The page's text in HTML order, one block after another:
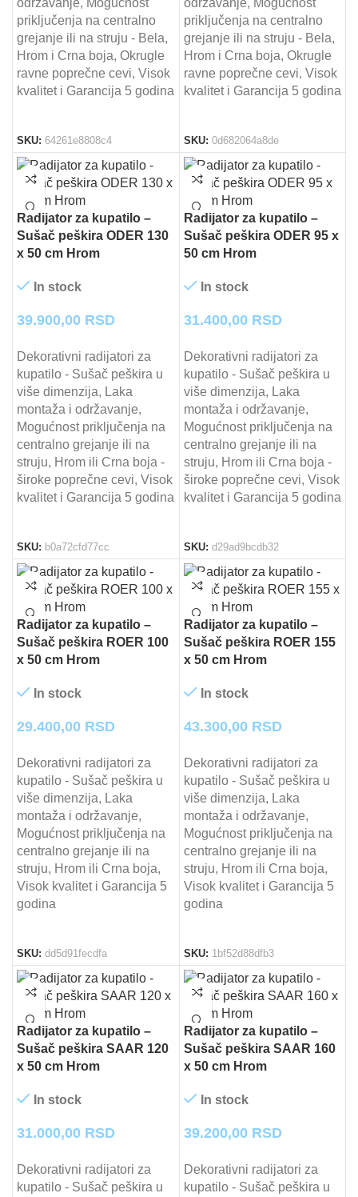
održavanje, Mogućnost
priključenja na centralno
grejanje ili na struju - Bela,
Hrom i Crna boja, Okrugle
ravne poprečne cevi, Visok
kvalitet i Garancija 5 godina
SKU: 64261e8808c4
održavanje, Mogućnost
priključenja na centralno
grejanje ili na struju - Bela,
Hrom i Crna boja, Okrugle
ravne poprečne cevi, Visok
kvalitet i Garancija 5 godina
SKU: 0d682064a8de
Radijator za kupatilo –
Sušač peškira ODER 130
x 50 cm Hrom
In stock
39.900,00 RSD
Dekorativni radijatori za
kupatilo - Sušač peškira u
više dimenzija, Laka
montaža i održavanje,
Mogućnost priključenja na
centralno grejanje ili na
struju, Hrom ili Crna boja -
široke poprečne cevi, Visok
kvalitet i Garancija 5 godina
SKU: b0a72cfd77cc
Radijator za kupatilo –
Sušač peškira ODER 95 x
50 cm Hrom
In stock
31.400,00 RSD
Dekorativni radijatori za
kupatilo - Sušač peškira u
više dimenzija, Laka
montaža i održavanje,
Mogućnost priključenja na
centralno grejanje ili na
struju, Hrom ili Crna boja -
široke poprečne cevi, Visok
kvalitet i Garancija 5 godina
SKU: d29ad9bcdb32
Radijator za kupatilo –
Sušač peškira ROER 100
x 50 cm Hrom
In stock
29.400,00 RSD
Dekorativni radijatori za
kupatilo - Sušač peškira u
više dimenzija, Laka
montaža i održavanje,
Mogućnost priključenja na
centralno grejanje ili na
struju, Hrom ili Crna boja,
Visok kvalitet i Garancija 5
godina
SKU: dd5d91fecdfa
Radijator za kupatilo –
Sušač peškira ROER 155
x 50 cm Hrom
In stock
43.300,00 RSD
Dekorativni radijatori za
kupatilo - Sušač peškira u
više dimenzija, Laka
montaža i održavanje,
Mogućnost priključenja na
centralno grejanje ili na
struju, Hrom ili Crna boja,
Visok kvalitet i Garancija 5
godina
SKU: 1bf52d88dfb3
Radijator za kupatilo –
Sušač peškira SAAR 120
x 50 cm Hrom
In stock
31.000,00 RSD
Dekorativni radijatori za
kupatilo - Sušač peškira u
Radijator za kupatilo –
Sušač peškira SAAR 160
x 50 cm Hrom
In stock
39.200,00 RSD
Dekorativni radijatori za
kupatilo - Sušač peškira u